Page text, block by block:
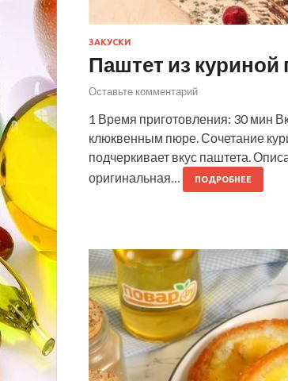
ЗАКУСКИ
Паштет из куриной
Оставьте комментарий
1 Время приготовления: 30 мин
клюквенным пюре. Сочетание
подчеркивает вкус паштета.
оригинальная…
ПОДРОБНЕЕ